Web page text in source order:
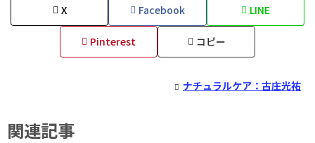
X
Facebook LINE
Pinterest コピー
ナチュラルケア：古庄光祐
関連記事